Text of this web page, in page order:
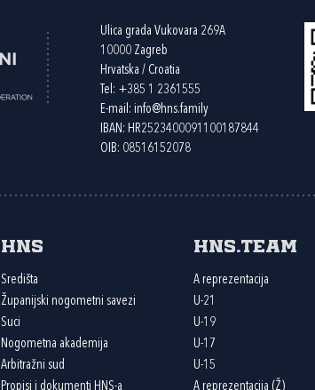
Ulica grada Vukovara 269A
10000 Zagreb
Hrvatska / Croatia
Tel: +385 1 2361555
E-mail: info@hns.family
IBAN: HR2523400091100187844
OIB: 08516152078
HNS
Središta
Županijski nogometni savezi
Suci
Nogometna akademija
Arbitražni sud
Propisi i dokumenti HNS-a
HNS.team
A reprezentacija
U-21
U-19
U-17
U-15
A reprezentacija (Ž)